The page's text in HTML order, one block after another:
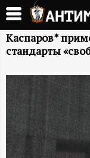
Перейти
основному
содержанию
А
И
М
Каспаров*
стандарты